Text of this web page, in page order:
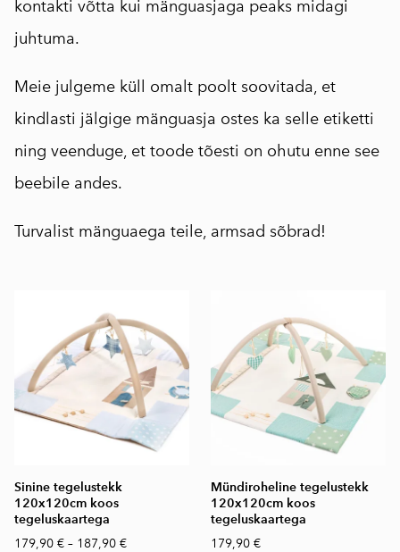
kontakti võtta kui mänguasjaga peaks midagi
juhtuma.
Meie julgeme küll omalt poolt soovitada, et
kindlasti jälgige mänguasja ostes ka selle etiketti
ning veenduge, et toode tõesti on ohutu enne see
beebile andes.
Turvalist mänguaega teile, armsad sõbrad!
Sinine tegelustekk
120x120cm koos
tegeluskaartega
179,90 € – 187,90 €
Mündiroheline tegelustekk
120x120cm koos
tegeluskaartega
179,90 €